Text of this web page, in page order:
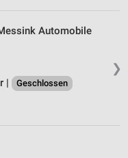
❯
Automobile
|
Geschlossen